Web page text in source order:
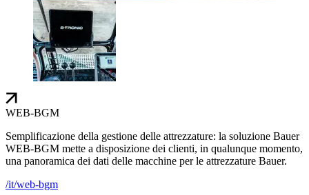
WEB-BGM
Semplificazione della gestione delle attrezzature: la soluzione Bauer
WEB-BGM mette a disposizione dei clienti, in qualunque momento,
una panoramica dei dati delle macchine per le attrezzature Bauer.
/it/web-bgm